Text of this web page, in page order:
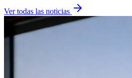
Ver todas las noticias